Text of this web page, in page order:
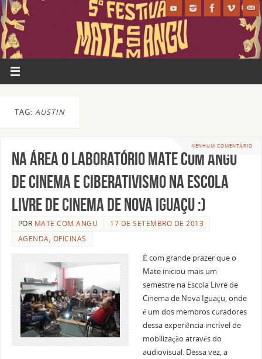
TAG: AUSTIN
NENHUM COMENTÁRIO
Na área o Laboratório Mate Com Angu
de Cinema e Ciberativismo na Escola
Livre de Cinema de Nova Iguaçu :)
POR MATE COM ANGU
17 DE SETEMBRO DE 2013
AGENDA, OFICINAS
É com grande prazer que o
Mate iniciou mais um
semestre na Escola Livre de
Cinema de Nova Iguaçu, onde
é um dos membros curadores
dessa experiência incrível de
mobilização através do
audiovisual. Dessa vez, a